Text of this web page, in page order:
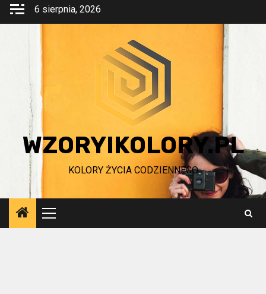
Przejdź
6 sierpnia, 2026
WZORYIKOLORY.PL
KOLORY ŻYCIA CODZIENNEGO
Menu
główne